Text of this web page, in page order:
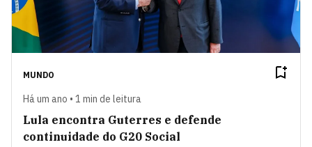
MUNDO
Há um ano • 1 min de leitura
Lula encontra Guterres e defende
continuidade do G20 Social